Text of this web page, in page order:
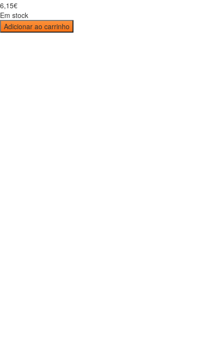
6,15€
Em stock
Adicionar ao carrinho